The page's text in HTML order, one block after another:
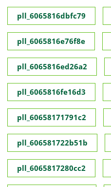
pll_6065816dbfc79
pll_6065816e76f8e
pll_6065816ed26a2
pll_6065816fe16d3
pll_60658171791c2
pll_606581722b51b
pll_6065817280cc2